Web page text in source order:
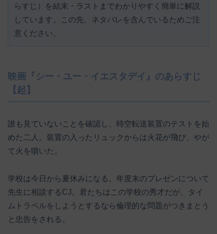
らすじ）を結末・ラストまでわかりやすく簡単に解説
しています。この先、ネタバレを含んでいるためご注
意ください。
映画『シー・ユー・イエスタデイ』のあらすじ
【起】
誰も見ていないことを確認し、時空転送装置のテストを始
めた二人。装置の入ったリュックからは火花が飛び、やが
て火を噴いた。
学校は今日から夏休みになる。年度末のプレゼンについて
先生に相談するCJ。君たちはこの学校の秀才だが、タイ
ムトラベルをしようとするなら倫理的な問題がつきまとう
と忠告をされる。